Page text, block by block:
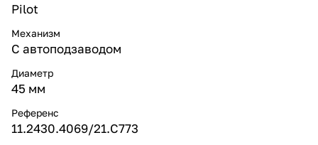
Pilot
Механизм
С автоподзаводом
Диаметр
45 мм
Референс
11.2430.4069/21.C773